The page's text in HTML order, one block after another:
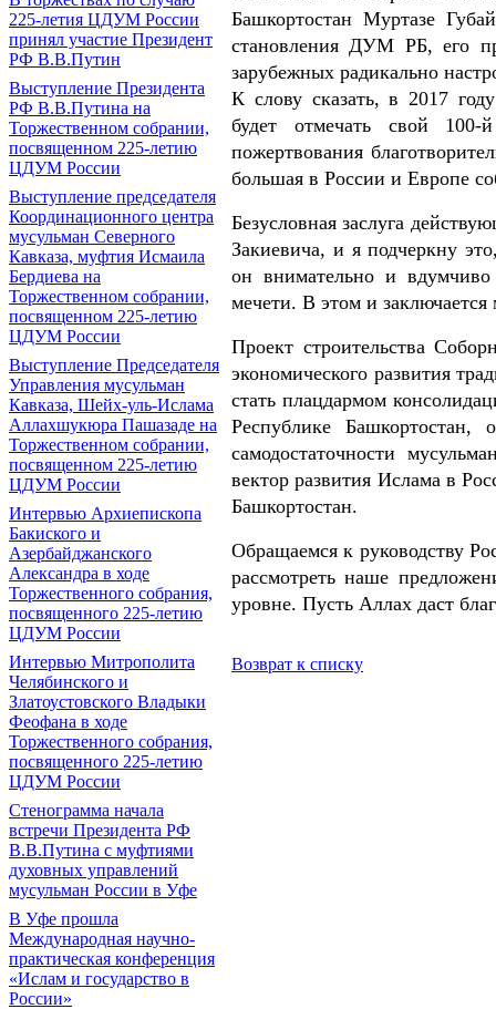
225-летия ЦДУМ России
принял участие Президент
РФ В.В.Путин
Выступление Президента
РФ В.В.Путина на
Торжественном собрании,
посвященном 225-летию
ЦДУМ России
Выступление председателя
Координационного центра
мусульман Северного
Кавказа, муфтия Исмаила
Бердиева на
Торжественном собрании,
посвященном 225-летию
ЦДУМ России
Выступление Председателя
Управления мусульман
Кавказа, Шейх-уль-Ислама
Аллахшукюра Пашазаде на
Торжественном собрании,
посвященном 225-летию
ЦДУМ России
Интервью Архиепископа
Бакиского и
Азербайджанского
Александра в ходе
Торжественного собрания,
посвященного 225-летию
ЦДУМ России
Интервью Митрополита
Челябинского и
Златоустовского Владыки
Феофана в ходе
Торжественного собрания,
посвященного 225-летию
ЦДУМ России
Стенограмма начала
встречи Президента РФ
В.В.Путина с муфтиями
духовных управлений
мусульман России в Уфе
В Уфе прошла
Международная научно-
практическая конференция
«Ислам и государство в
России»
Башкортостан Муртазе
становления ДУМ РБ, его
зарубежных радикально
К слову сказать, в 2017
будет отмечать свой
пожертвования
большая в России и Европе
Безусловная заслуга
Закиевича, и я подчеркну
он внимательно и вдумчиво
мечети. В этом и
Проект строительства
экономического развития
стать плацдармом
Республике Башкортостан,
самодостаточности
вектор развития Ислама в
Башкортостан.
Обращаемся к руководству
рассмотреть наше
уровне. Пусть Аллах даст
Возврат к списку